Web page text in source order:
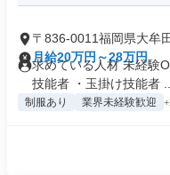
〒836-0011福岡県大牟
月給20万円～28万円
求めている人材 未経験
技能者 ・玉掛け技能者 ...
制服あり 業界未経験歓迎